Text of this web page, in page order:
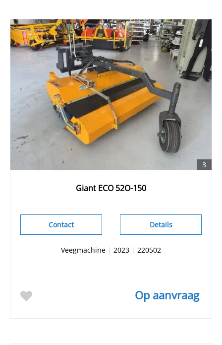
3
Giant ECO 52O-150
Details
Contact
Veegmachine | 2023 | 220502
Op aanvraag